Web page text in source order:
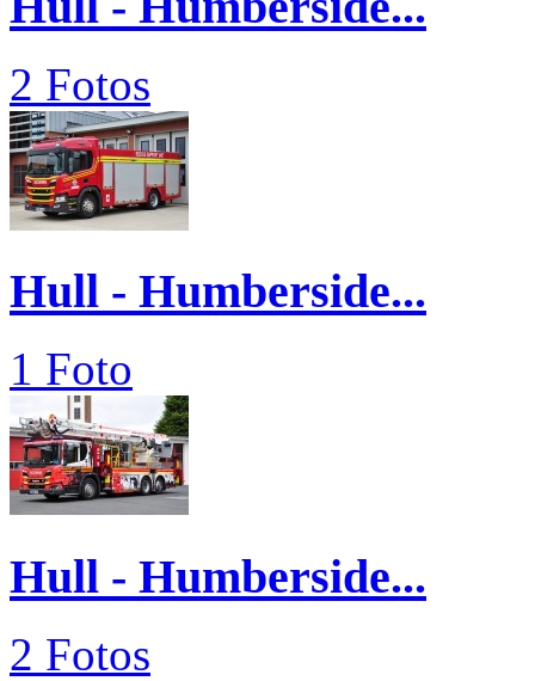
2 Fotos
Hull - Humberside...
1 Foto
Hull - Humberside...
2 Fotos